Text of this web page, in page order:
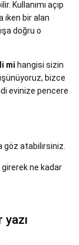
Kullanımı açıp
iken bir alan
doğru o
mi hangisi sizin
bizce
evinize pencere
göz atabilirsiniz.
girerek ne kadar